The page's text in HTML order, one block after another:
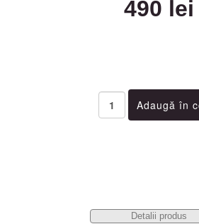
490 lei
Detalii produs